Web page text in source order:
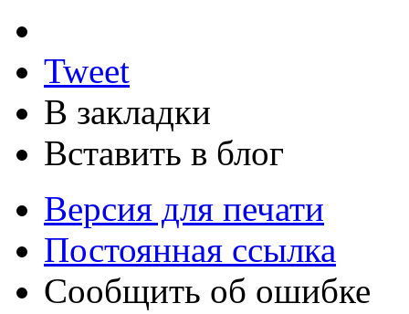
Tweet
В закладки
Вставить в блог
Версия для печати
Постоянная ссылка
Сообщить об ошибке